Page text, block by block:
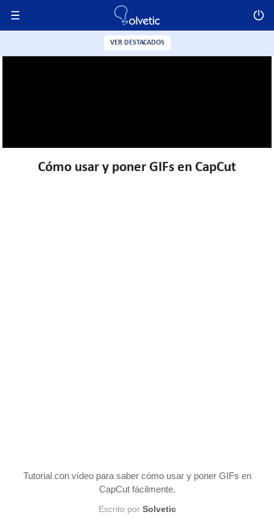
Cómo usar y poner GIFs en CapCut
Tutorial con vídeo para saber cómo usar y poner GIFs en
CapCut fácilmente.
Escrito por Solvetic
VER DESTACADOS